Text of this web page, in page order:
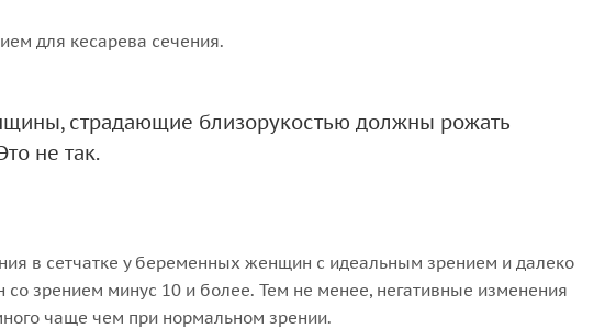
для кесарева сечения.
страдающие близорукостью должны рожать
не так.
в сетчатке у беременных женщин с идеальным зрением и далеко
зрением минус 10 и более. Тем не менее, негативные изменения
чаще чем при нормальном зрении.